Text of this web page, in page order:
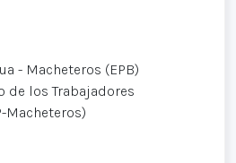
- Macheteros (EPB)
de los Trabajadores
Macheteros)